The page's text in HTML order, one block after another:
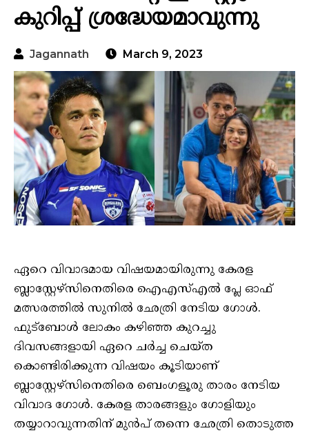
കുറിപ്പ് ശ്രദ്ധേയമാവുന്നു
Jagannath March 9, 2023
ഏറെ വിവാദമായ വിഷയമായിരുന്നു കേരള
ബ്ലാസ്റ്റേഴ്‌സിനെതിരെ ഐഎസ്എൽ പ്ലേ ഓഫ്
മത്സരത്തിൽ സുനിൽ ഛേത്രി നേടിയ ഗോൾ.
ഫുട്‌ബോൾ ലോകം കഴിഞ്ഞ കുറച്ചു
ദിവസങ്ങളായി ഏറെ ചർച്ച ചെയ്‌ത
കൊണ്ടിരിക്കുന്ന വിഷയം കൂടിയാണ്
ബ്ലാസ്റ്റേഴ്‌സിനെതിരെ ബെംഗളൂരു താരം നേടിയ
വിവാദ ഗോൾ. കേരള താരങ്ങളും ഗോളിയും
തയ്യാറാവുന്നതിന് മുൻപ് തന്നെ ഛേത്രി തൊടുത്ത